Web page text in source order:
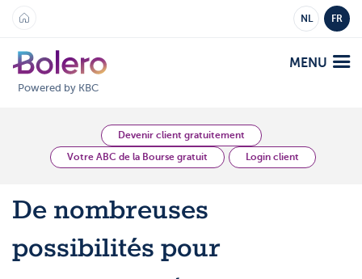
NL FR
Powered by KBC
MENU
Analyses et Vision
Bolero
Mobile
Devenir client gratuitement
Votre ABC de la Bourse gratuit
Login client
De nombreuses
possibilités pour